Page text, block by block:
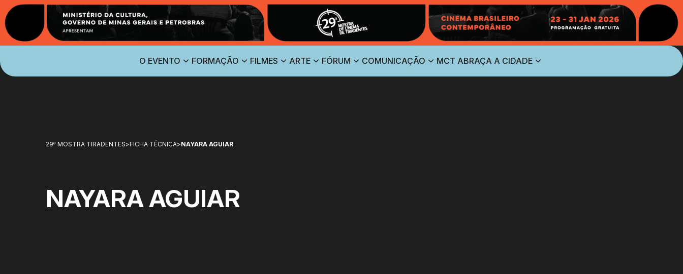
O EVENTO FORMAÇÃO FILMES ARTE FÓRUM COMUNICAÇÃO MCT ABRAÇA A CIDADE
29ª MOSTRA TIRADENTES>FICHA TÉCNICA>NAYARA AGUIAR
NAYARA AGUIAR